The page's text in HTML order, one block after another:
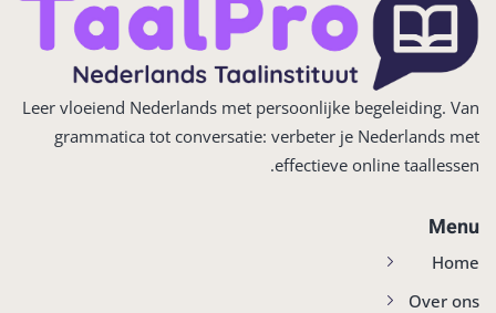
Leer vloeiend Nederlands met persoonlijke begeleiding. Van
grammatica tot conversatie: verbeter je Nederlands met
effectieve online taallessen.
Menu
Home
Over ons